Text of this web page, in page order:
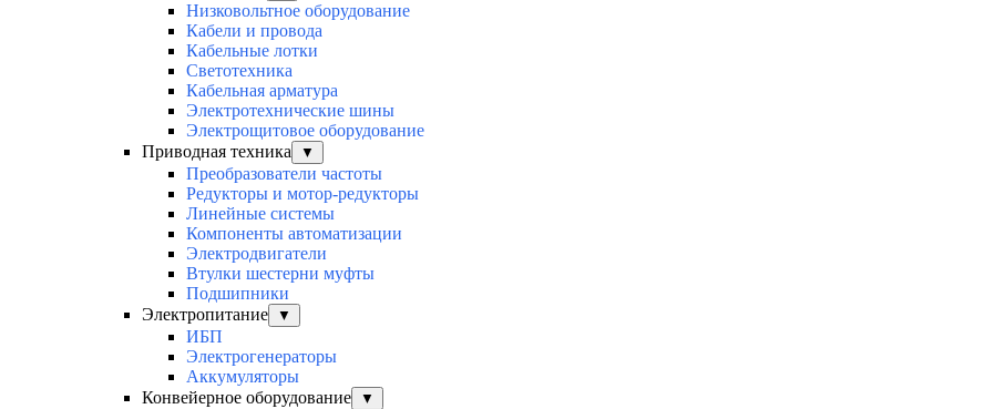
Низковольтное оборудование
Кабели и провода
Кабельные лотки
Светотехника
Кабельная арматура
Электротехнические шины
Электрощитовое оборудование
Приводная техника
▼
Преобразователи частоты
Редукторы и мотор-редукторы
Линейные системы
Компоненты автоматизации
Электродвигатели
Втулки шестерни муфты
Подшипники
Электропитание
▼
ИБП
Электрогенераторы
Аккумуляторы
Конвейерное оборудование
▼